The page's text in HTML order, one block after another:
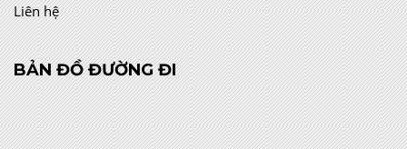
Liên hệ
BẢN ĐỒ ĐƯỜNG ĐI